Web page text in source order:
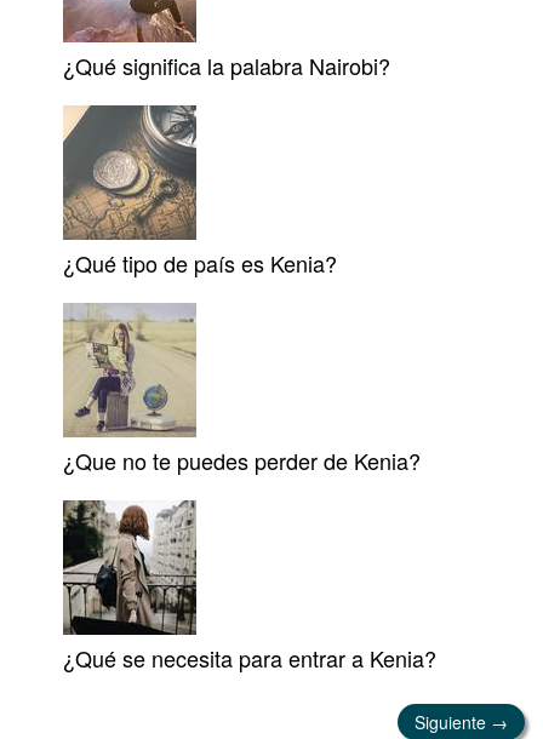
¿Qué significa la palabra Nairobi?
¿Qué tipo de país es Kenia?
¿Que no te puedes perder de Kenia?
¿Qué se necesita para entrar a Kenia?
Siguiente →